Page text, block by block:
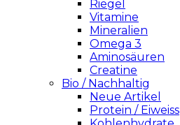
Riegel
Vitamine
Mineralien
Omega 3
Aminosäuren
Creatine
Bio / Nachhaltig
Neue Artikel
Protein / Eiweiss